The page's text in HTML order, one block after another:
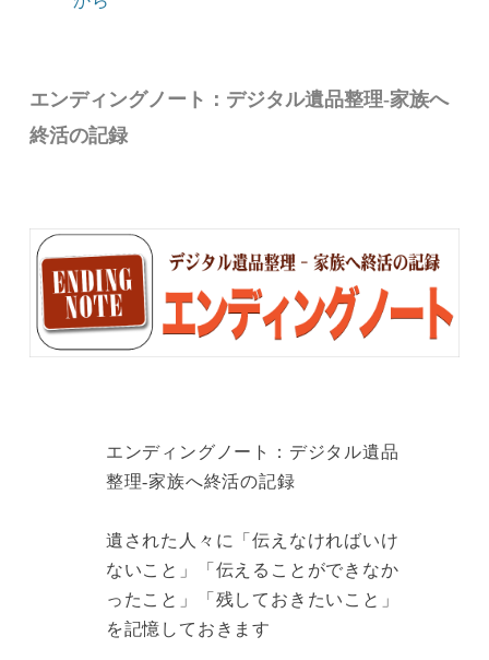
エンディングノート：デジタル遺品整理-家族へ
終活の記録
エンディングノート：デジタル遺品
整理-家族へ終活の記録
遺された人々に「伝えなければいけ
ないこと」「伝えることができなか
ったこと」「残しておきたいこと」
を記憶しておきます